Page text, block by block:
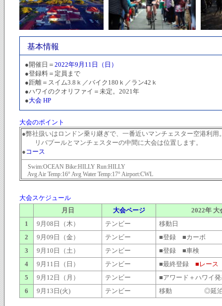
基本情報
●開催日＝ 2022年9月11日（日）
●登録料＝定員まで
●距離＝スイム3.8ｋ／バイク180ｋ／ラン42ｋ
●ハワイのクオリファイ＝未定。2021年
●大会 HP
大会のポイント
●弊社扱いはロンドン乗り継ぎで、一番近いマンチェスター空港利用
リバプールとマンチェスターの中間に大会は位置します。
● コース
Swim:OCEAN Bike:HILLY Run:HILLY
Avg Air Temp:16° Avg Water Temp:17° Airport:CWL
大会スケジュール
月日
大会ページ
2022年 大
1
9月08日（木） テンビー
移動日
2
9月09日（金） テンビー
■登録 ■カーボ
3
9月10日（土） テンビー
■登録 ■車検
4
9月11日（日） テンビー ■最終登録 ■レース
5
9月12日（月） テンビー
■アワード＋ハワイ
6
9月13日(火) テンビー 移動 ◎延泊